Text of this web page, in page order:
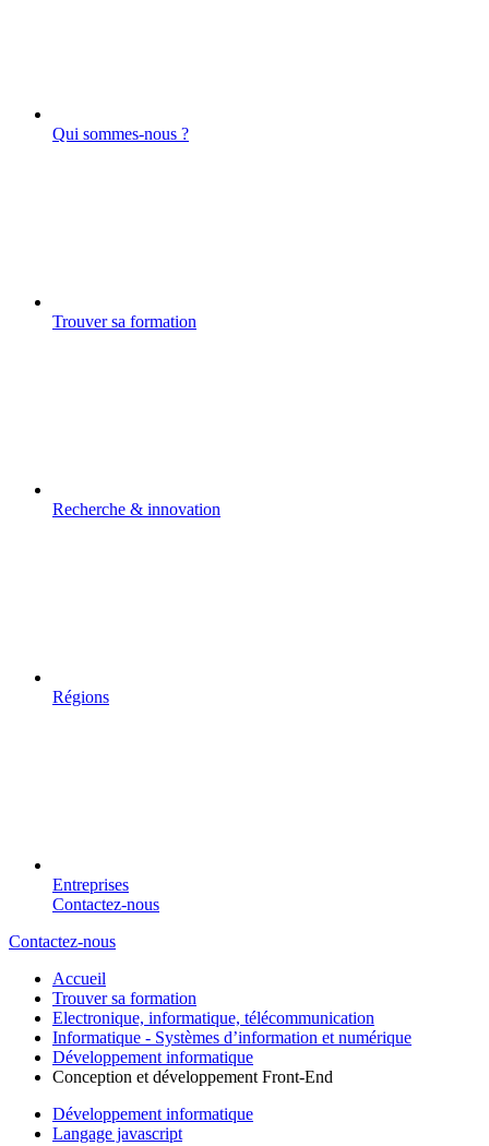
Qui sommes-nous ?
Trouver sa formation
Recherche & innovation
Régions
Entreprises
Contactez-nous
Contactez-nous
Accueil
Trouver sa formation
Electronique, informatique, télécommunication
Informatique - Systèmes d’information et numérique
Développement informatique
Conception et développement Front-End
Développement informatique
Langage javascript